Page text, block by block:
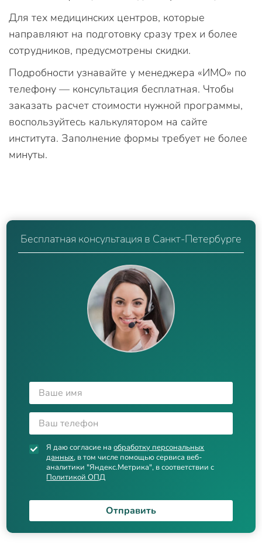
Для тех медицинских центров, которые
направляют на подготовку сразу трех и более
сотрудников, предусмотрены скидки.
Подробности узнавайте у менеджера «ИМО» по
телефону — консультация бесплатная. Чтобы
заказать расчет стоимости нужной программы,
воспользуйтесь калькулятором на сайте
института. Заполнение формы требует не более
минуты.
Бесплатная консультация в Санкт-Петербурге
Я даю согласие наобработку персональных
данных, в том числе помощью сервиса веб-
аналитики "Яндекс.Метрика", в соответствии с
Политикой ОПД
Отправить